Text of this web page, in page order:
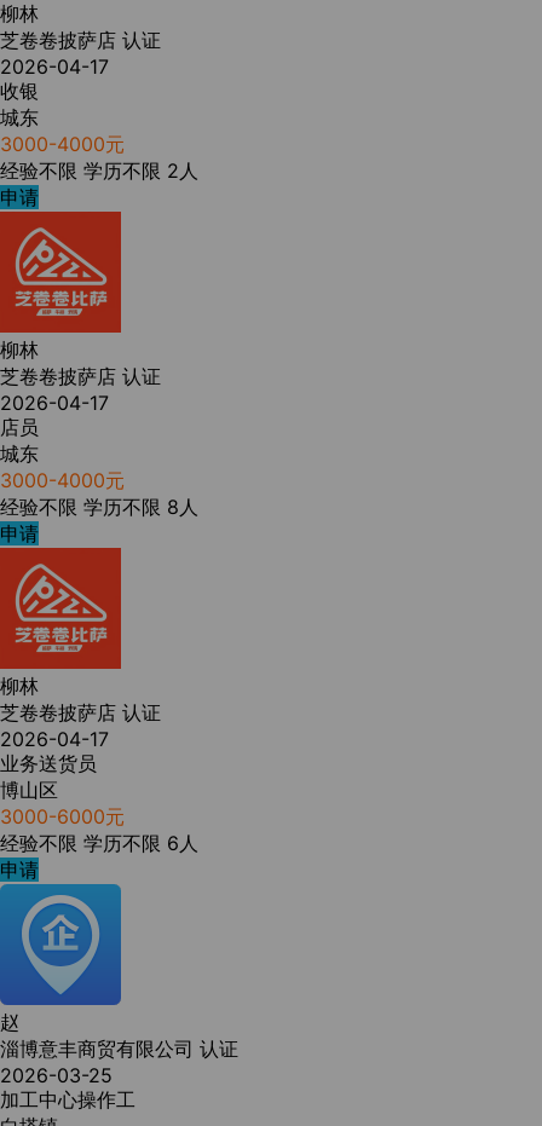
柳林
芝卷卷披萨店 认证
2026-04-17
收银
城东
3000-4000元
经验不限 学历不限 2人
申请
柳林
芝卷卷披萨店 认证
2026-04-17
店员
城东
3000-4000元
经验不限 学历不限 8人
申请
柳林
芝卷卷披萨店 认证
2026-04-17
业务送货员
博山区
3000-6000元
经验不限 学历不限 6人
申请
赵
淄博意丰商贸有限公司 认证
2026-03-25
加工中心操作工